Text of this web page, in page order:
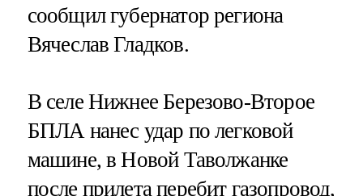
сообщил губернатор региона
Вячеслав Гладков.
В селе Нижнее Березово-Второе
БПЛА нанес удар по легковой
машине, в Новой Таволжанке
после прилета перебит газопровод,